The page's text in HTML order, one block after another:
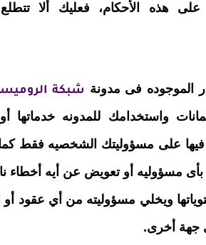
هذه الأحكام، فعليك ألا
الموجوده فى مدونة شبكة
واستخدامك للمدونه خدماتها
فيها على مسؤوليتك الشخصيه فقط كما
بأى مسؤوليه أو تعويض عن أيه
ويخلي مسؤوليته من أي
جهة أخرى.